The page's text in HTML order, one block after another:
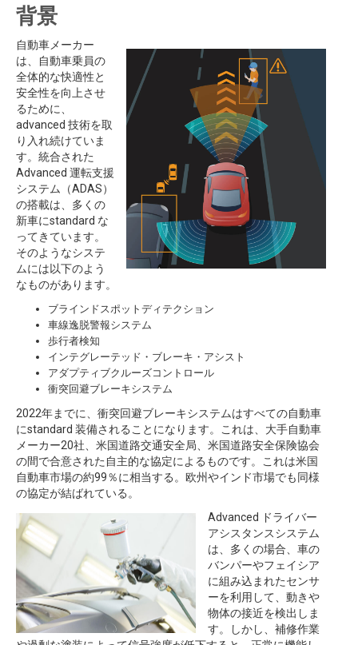
背景
自動車メーカー
は、自動車乗員の
全体的な快適性と
安全性を向上させ
るために、
advanced 技術を取
り入れ続けていま
す。統合された
Advanced 運転支援
システム（ADAS）
の搭載は、多くの
新車にstandard な
ってきています。
そのようなシステ
ムには以下のよう
なものがあります。
ブラインドスポットディテクション
車線逸脱警報システム
歩行者検知
インテグレーテッド・ブレーキ・アシスト
アダプティブクルーズコントロール
衝突回避ブレーキシステム
2022年までに、衝突回避ブレーキシステムはすべての自動車
にstandard 装備されることになります。これは、大手自動車
メーカー20社、米国道路交通安全局、米国道路安全保険協会
の間で合意された自主的な協定によるものです。これは米国
自動車市場の約99％に相当する。欧州やインド市場でも同様
の協定が結ばれている。
Advanced ドライバー
アシスタンスシステム
は、多くの場合、車の
バンパーやフェイシア
に組み込まれたセンサ
ーを利用して、動きや
物体の接近を検出しま
す。しかし、補修作業